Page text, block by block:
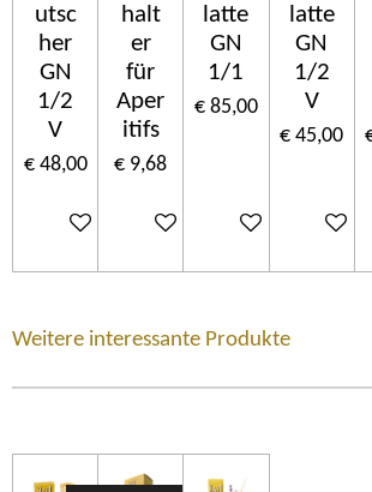
utsc
her
GN
1/2
V
€ 48,00
In winkelwagen
halt
er
für
Aper
itifs
€ 9,68
In winkelwagen
latte
GN
1/1
€ 85,00
In winkelwagen
latte
GN
1/2
V
€ 45,00
In
Weitere interessante Produkte